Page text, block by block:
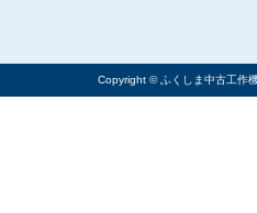
Copyright © ふくしま中古工作